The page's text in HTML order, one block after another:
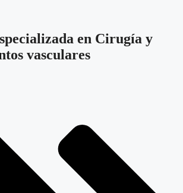
en Cirugía y
vasculares